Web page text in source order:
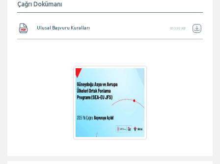
Çağrı Dokümanı
Belge
Ulusal Başvuru Kuralları 853.92 KB